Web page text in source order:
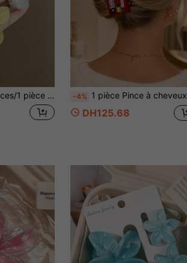
élégant, minimaliste et polyvalent de couleur unie premium pour le port quotidien, les sorties, les occasions décontractées, les fêtes, les trajets, les vacances à la plage, la queue de cheval, le chignon, le lavage du visage, le bain, le maquillage et l'assortiment de tenues, pinces à cheveux pour vacances à la plage -4% 1 pièce Pince à cheveux vintage en forme de cassette pour femmes, matériau PVC rouge, style rétro Y2K, forte élasticité, conception antidérapante, convient pour la coiffure, les chignons, la chambre, la coiffeuse, les voyages, les vacances d'été, la rentrée scolaire, également comme cadeau d'anniversaire
DH125.68